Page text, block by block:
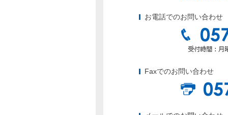
お電話でのお問い合わせ
Faxでのお問い合わせ